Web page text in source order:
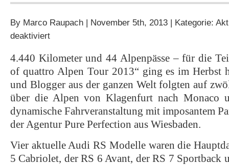
By Marco Raupach | November 5th, 2013 | Kategorie:
deaktiviertfür
realisiert
„Audi
of
quattro
Alpen
Tour
2013“
4.440 Kilometer und 44 Alpenpässe – für die
of quattro Alpen Tour 2013“ ging es im Herbst
und Blogger aus der ganzen Welt folgten auf
über die Alpen von Klagenfurt nach Monaco
dynamische Fahrveranstaltung mit imposantem
der Agentur Pure Perfection aus Wiesbaden.
Vier aktuelle Audi RS Modelle waren die
5 Cabriolet, der RS 6 Avant, der RS 7 Sportback